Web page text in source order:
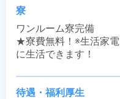
寮
ワンルーム寮完備
★寮費無料！※生活家
に生活できます！
待遇・福利厚生